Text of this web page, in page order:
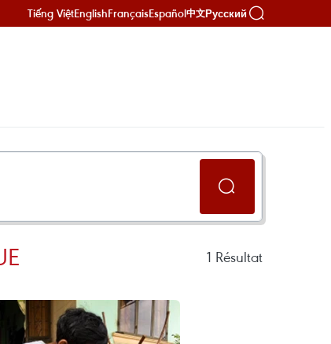
Tiếng ViệtEnglishFrançaisEspañol中文Русский
1 Résultat